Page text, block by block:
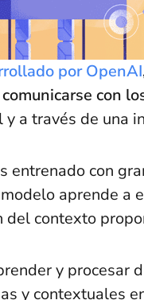
por OpenAI
con
y a través de una
entrenado con
aprende a
del contexto
y
y contextuales